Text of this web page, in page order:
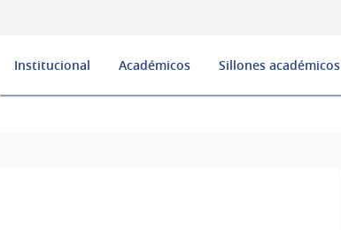
Institucional Académicos Sillones académicos